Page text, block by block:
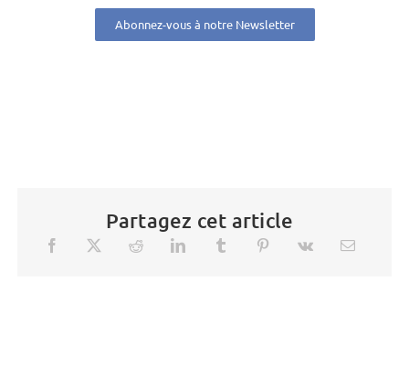
Abonnez-vous à notre Newsletter
Partagez cet article